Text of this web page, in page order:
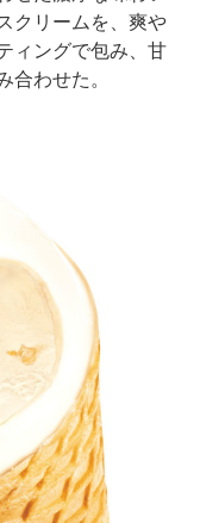
クリームを、爽や
ィングで包み、甘
合わせた。